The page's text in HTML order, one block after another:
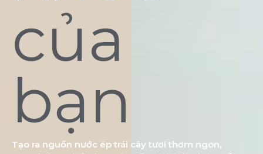
của
bạn
Tạo ra nguồn nước ép trái cây tươi thơm ngon,